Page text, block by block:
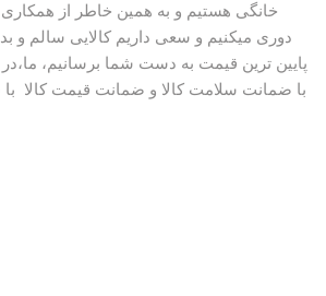
خانگی هستیم و به همین خاطر از همکاری
دوری میکنیم و سعی داریم کالایی سالم و
پایین ترین قیمت به دست شما برسانیم، ما،در
با ضمانت سلامت کالا و ضمانت قیمت کالا